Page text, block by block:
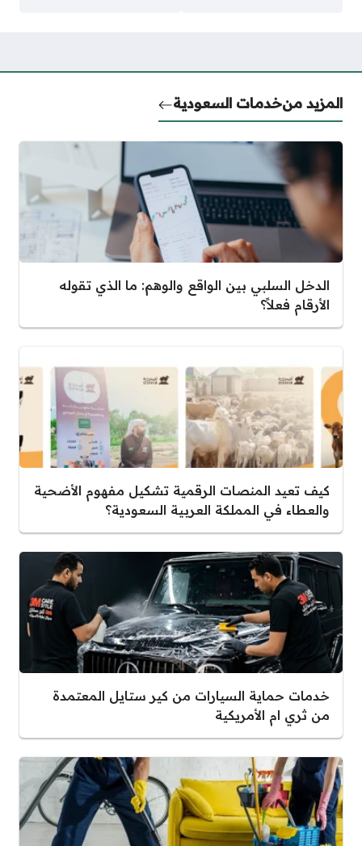
المزيد منخدمات السعودية
الدخل السلبي بين الواقع والوهم: ما الذي تقوله
الأرقام فعلاً؟
كيف تعيد المنصات الرقمية تشكيل مفهوم الأضحية
والعطاء في المملكة العربية السعودية؟
خدمات حماية السيارات من كير ستايل المعتمدة
من ثري ام الأمريكية